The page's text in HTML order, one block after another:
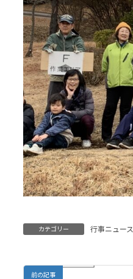
カテゴリー 行事ニュース
前の記事